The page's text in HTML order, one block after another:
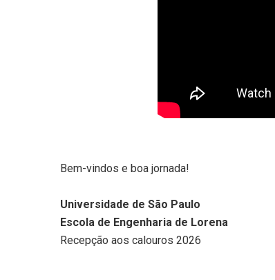
Bem-vindos e boa jornada!
Universidade de São Paulo
Escola de Engenharia de Lorena
Recepção aos calouros 2026